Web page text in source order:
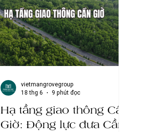
dự án. Cập nhật tiến độ dự án lấn biển
Tháng 7/2026 có gì mới? 1. Dự án lấn
b
Hạ tầng giao thông Cần
Giờ: Động lực đưa Cần
vietmangrovegroup
18 thg 6
9 phút đọc